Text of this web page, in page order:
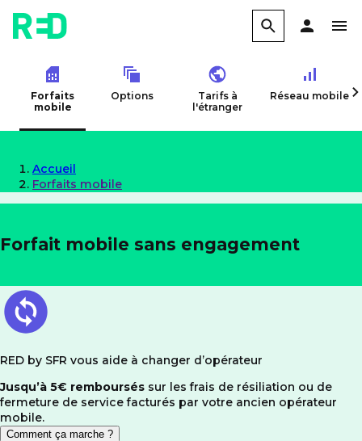
Forfaits
mobile
Options
Tarifs à
l'étranger
Réseau mobile
Accueil
Forfaits mobile
Forfait mobile sans engagement
RED by SFR vous aide à changer d’opérateur
Jusqu’à 5€ remboursés sur les frais de résiliation ou de
fermeture de service facturés par votre ancien opérateur
mobile.
Comment ça marche ?